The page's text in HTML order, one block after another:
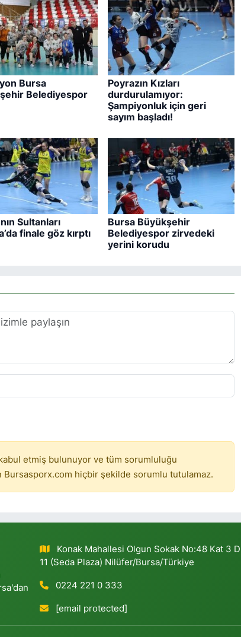
Bursa
Belediyespor
Poyrazın Kızları
durdurulamıyor:
Şampiyonluk için geri
sayım başladı!
Sultanları
finale göz kırptı
Bursa Büyükşehir
Belediyespor zirvedeki
yerini korudu
etmiş bulunuyor ve tüm sorumluluğu
Bursasporx.com hiçbir şekilde sorumlu tutulamaz.
Konak Mahallesi Olgun Sokak No:48 Kat 3 D
11 (Seda Plaza) Nilüfer/Bursa/Türkiye
0224 221 0 333
[email protected]